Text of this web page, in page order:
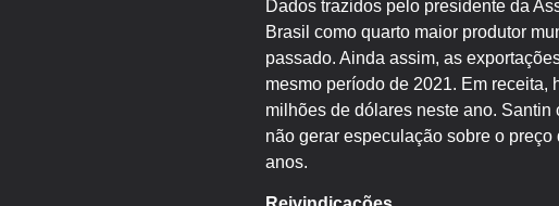
Dados trazidos pelo presidente da
Brasil como quarto maior produtor
passado. Ainda assim, as
mesmo período de 2021. Em
milhões de dólares neste ano.
não gerar especulação sobre o
anos.